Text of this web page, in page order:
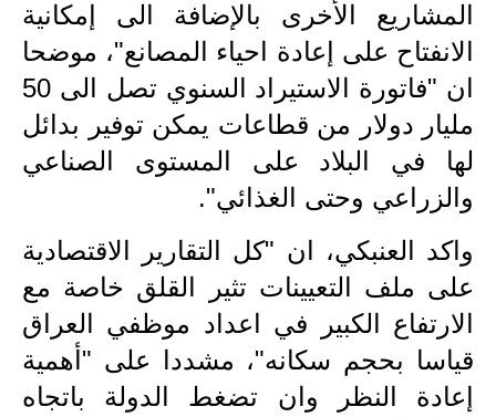
صحة وطب
فن ومشاهير
العامة
المشاريع الأخرى بالإضافة الى إمكانية
الانفتاح على إعادة احياء المصانع"، موضحا
ان "فاتورة الاستيراد السنوي تصل الى 50
مليار دولار من قطاعات يمكن توفير بدائل
لها في البلاد على المستوى الصناعي
والزراعي وحتى الغذائي".
واكد العنبكي، ان "كل التقارير الاقتصادية
على ملف التعيينات تثير القلق خاصة مع
الارتفاع الكبير في اعداد موظفي العراق
قياسا بحجم سكانه"، مشددا على "أهمية
إعادة النظر وان تضغط الدولة باتجاه